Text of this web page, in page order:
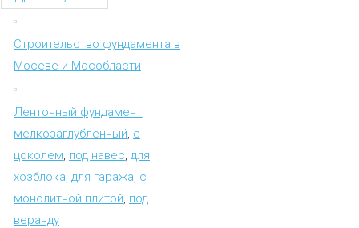
Строительство фундамента в
Мосеве и Мособласти
Ленточный фундамент,
мелкозаглубленный, с
цоколем, под навес, для
хозблока, для гаража, с
монолитной плитой, под
веранду